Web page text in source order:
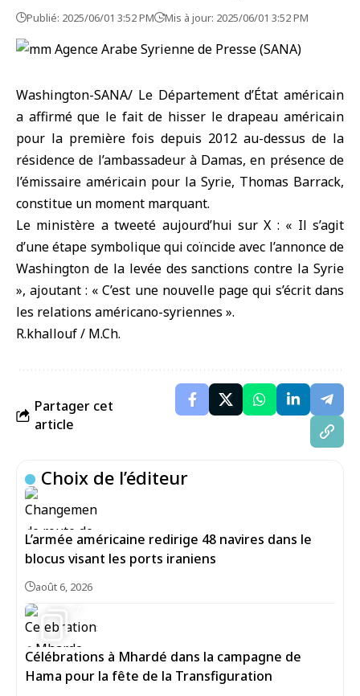
Publié: 2025/06/01 3:52 PM Mis à jour: 2025/06/01 3:52 PM
Washington-SANA/ Le Département d’État américain
a affirmé que le fait de hisser le drapeau américain
pour la première fois depuis 2012 au-dessus de la
résidence de l’ambassadeur à Damas, en présence de
l’émissaire américain pour la Syrie, Thomas Barrack,
constitue un moment marquant.
Le ministère a tweeté aujourd’hui sur X : « Il s’agit
d’une étape symbolique qui coïncide avec l’annonce de
Washington de la levée des sanctions contre la Syrie
», ajoutant : « C’est une nouvelle page qui s’écrit dans
les relations américano-syriennes ».
R.khallouf / M.Ch.
Partager cet
article
Choix de l’éditeur
L’armée américaine redirige 48 navires dans le
blocus visant les ports iraniens
août 6, 2026
Célébrations à Mhardé dans la campagne de
Hama pour la fête de la Transfiguration